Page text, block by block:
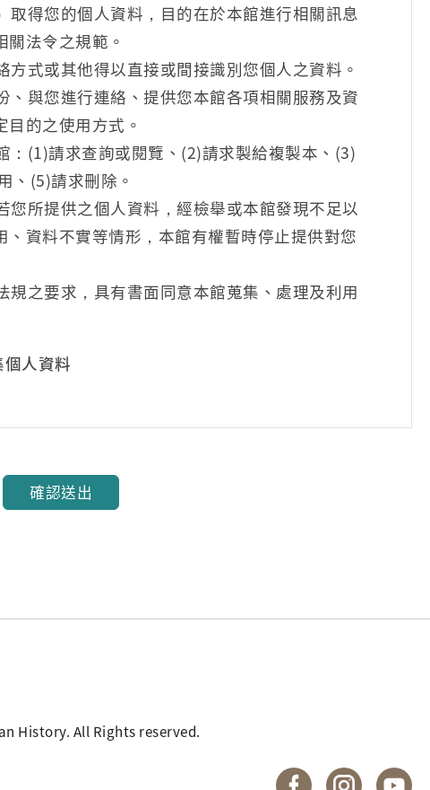
得您的個人資料，目的在於本館進行相關訊息
法令之規範。
式或其他得以直接或間接識別您個人之資料。
與您進行連絡、提供您本館各項相關服務及資
的之使用方式。
：(1)請求查詢或閱覽、(2)請求製給複製本、(3)
、(5)請求刪除。
所提供之個人資料，經檢舉或本館發現不足以
資料不實等情形，本館有權暫時停止提供對您
之要求，具有書面同意本館蒐集、處理及利用
人資料
確認送出
History. All Rights reserved.
國立臺灣歷史博
國立臺灣